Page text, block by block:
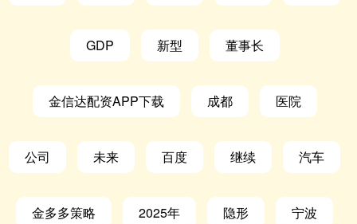
GDP 新型 董事长
金信达配资APP下载 成都 医院
公司 未来 百度 继续 汽车
金多多策略 2025年 隐形 宁波